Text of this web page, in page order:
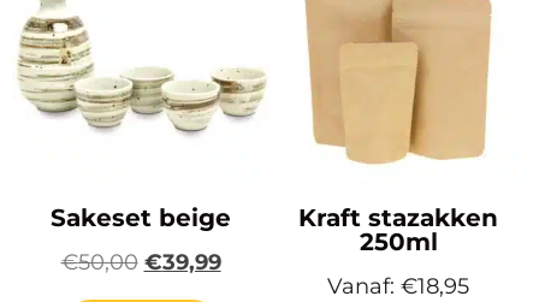
Sakeset beige
€50,00 €39,99
Kraft stazakken
250ml
Vanaf: €18,95